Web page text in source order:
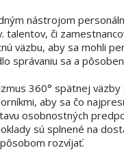
nástrojom
či
väzbu, aby sa mohli
správaniu sa a
360° spätnej
aby sa čo
osobnostných
sú splnené na
rozvíjať.